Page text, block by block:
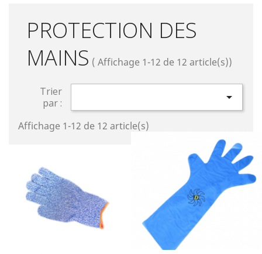
PROTECTION DES
MAINS ( Affichage 1-12 de 12 article(s))
Trier
par :

Affichage 1-12 de 12 article(s)